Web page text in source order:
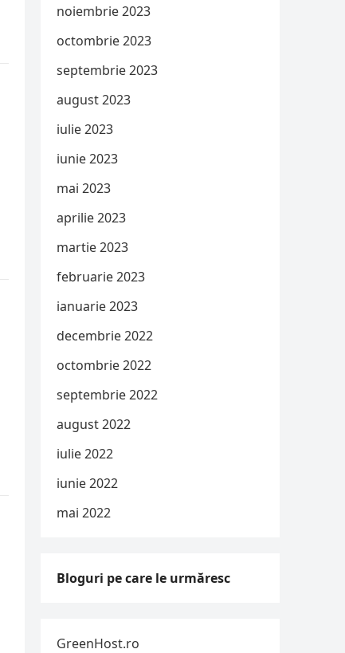
noiembrie 2023
octombrie 2023
septembrie 2023
august 2023
iulie 2023
iunie 2023
mai 2023
aprilie 2023
martie 2023
februarie 2023
ianuarie 2023
decembrie 2022
octombrie 2022
septembrie 2022
august 2022
iulie 2022
iunie 2022
mai 2022
Bloguri pe care le urmăresc
GreenHost.ro